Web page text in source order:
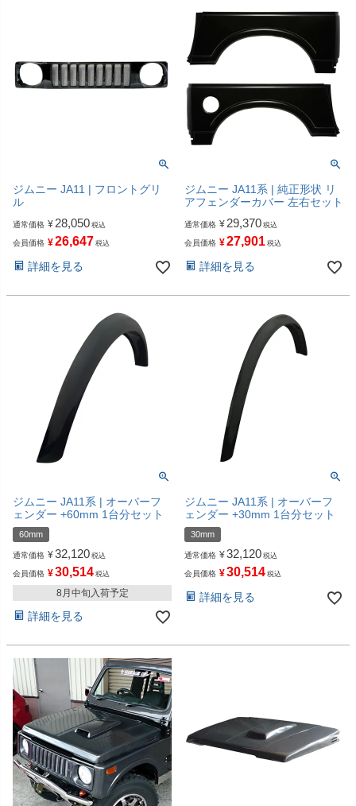
ジムニー JA11 | フロントグリ
ル
通常価格 ¥ 28,050 税込
会員価格 ¥26,647 税込
詳細を見る
ジムニー JA11系 | 純正形状 リ
アフェンダーカバー 左右セット
通常価格 ¥ 29,370 税込
会員価格 ¥27,901 税込
詳細を見る
ジムニー JA11系 | オーバーフ
ェンダー +60mm 1台分セット
60mm
通常価格 ¥32,120 税込
会員価格 ¥30,514 税込
8月中旬入荷予定
詳細を見る
ジムニー JA11系 | オーバーフ
ェンダー +30mm 1台分セット
30mm
通常価格 ¥32,120 税込
会員価格 ¥30,514 税込
詳細を見る